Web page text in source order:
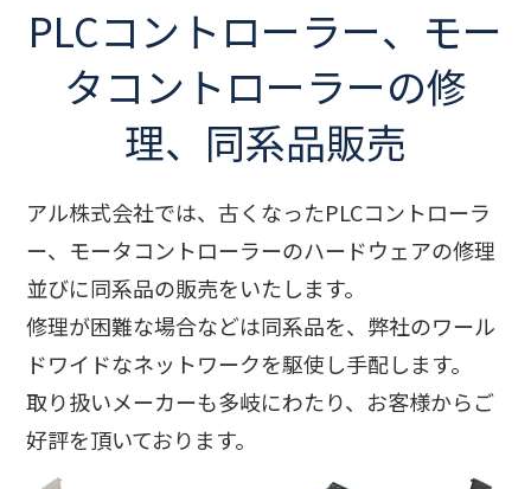
PLCコントローラー、モー
タコントローラーの修
理、同系品販売
アル株式会社では、古くなったPLCコントローラ
ー、モータコントローラーのハードウェアの修理
並びに同系品の販売をいたします。
修理が困難な場合などは同系品を、弊社のワール
ドワイドなネットワークを駆使し手配します。
取り扱いメーカーも多岐にわたり、お客様からご
好評を頂いております。